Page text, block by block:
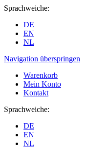
Sprachweiche:
DE
EN
NL
Navigation überspringen
Warenkorb
Mein Konto
Kontakt
Sprachweiche:
DE
EN
NL